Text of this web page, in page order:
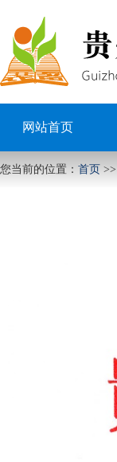
网站首页
您当前的位置： 首页 >>